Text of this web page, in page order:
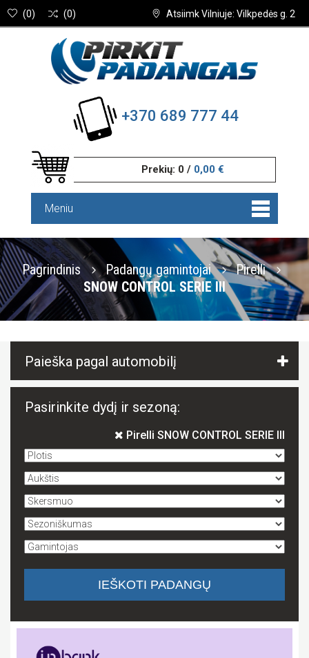
Atsiimk Vilniuje: Vilkpedės g. 2
(0) (0)
+370 689 777 44
Prekių: 0 / 0,00 €
Meniu
Pagrindinis Padangų gamintojai
Pirelli
SNOW CONTROL SERIE III
Paieška pagal automobilį
Pasirinkite dydį ir sezoną:
Pirelli SNOW CONTROL SERIE III